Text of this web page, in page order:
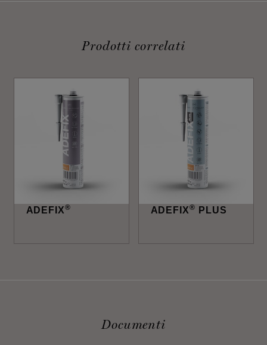
Prodotti correlati
ADEFIX® ADEFIX® PLUS
Documenti